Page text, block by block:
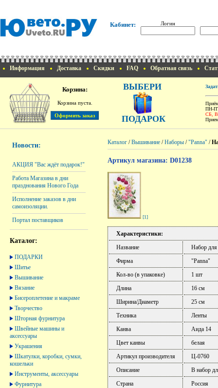
Кабинет: Логин
Информация Доставка Скидки FAQ Обратная связь
Корзина:
Корзина пуста.
ВЫБЕРИ
ПОДАРОК
ПН-
СБ,
Новости:
АКЦИЯ "Вас ждёт подарок!"
Работа Магазина в дни
празднования Нового Года
Исполнение заказов в дни
самоизоляции.
Портал поставщиков
Каталог:
ПОДАРКИ
Шитье
Вышивание
Вязание
Бисероплетение и макраме
Творчество
Шторная фурнитура
Швейные машины и
аксессуары
Украшения
Шкатулки, коробки, сумки,
кошельки
Инструменты, аксессуары
Фурнитура
Каталог /Вышивание /Наборы /"Panna" /
Артикул магазина: D01238
[1]
Характеристики:
Название
Набор
Фирма
"Panna"
Кол-во (в упаковке)
1 шт
Длина
16 см
Ширина/Диаметр
25 см
Техника
Ленты
Канва
Аида 14
Цвет канвы
белая
Артикул производителя
Ц-0760
Описание
В набор
Страна
Россия